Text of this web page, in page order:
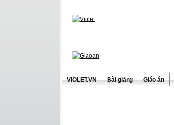
ViOLET.VN Bài giảng Giáo án